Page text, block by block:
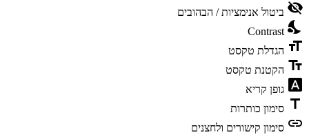
ביטול אנימציות / הבהובים
Contrast
הגדלת טקסט
הקטנת טקסט
גופן קריא
סימון כותרות
סימון קישורים ולחצנים